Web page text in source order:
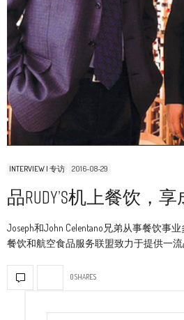
INTERVIEW | 专访 2016-08-29
品Rudy’s机上餐饮，
Joseph和John Celentano兄弟从事餐饮事
餐饮和航空食品服务联盟致力于提供一流
0 SHARES